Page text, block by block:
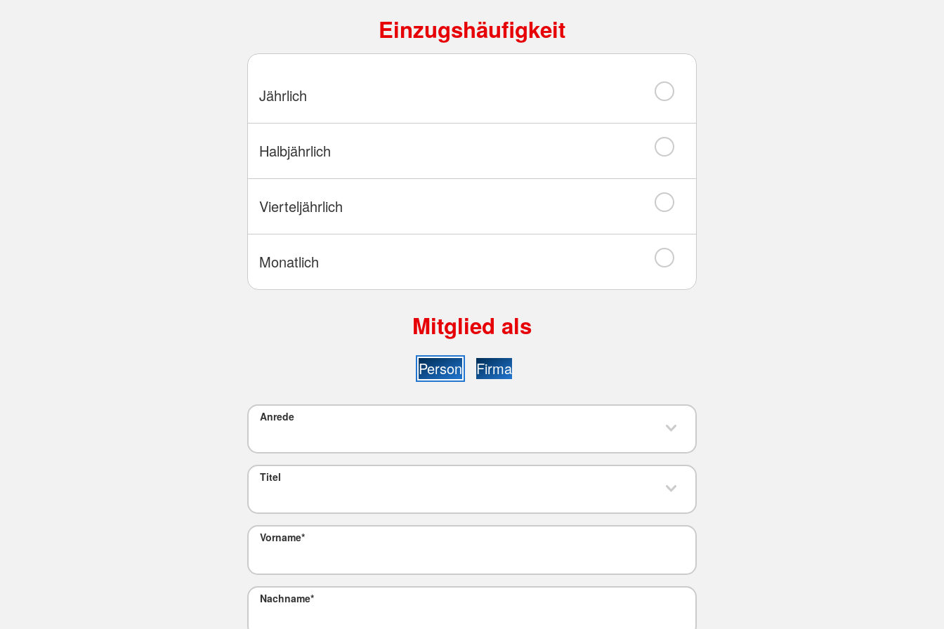
Einzugshäufigkeit
Jährlich
Halbjährlich
Vierteljährlich
Monatlich
Mitglied als
Person Firma
Anrede
Titel
Vorname*
Nachname*